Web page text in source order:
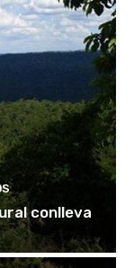
conlleva